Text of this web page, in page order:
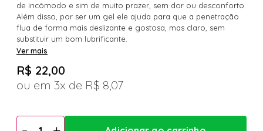
de incômodo e sim de muito prazer, sem dor ou desconforto.
Além disso, por ser um gel ele ajuda para que a penetração
flua de forma mais deslizante e gostosa, mas claro, sem
substituir um bom lubrificante.
Ver mais
R$ 22,00
3x
R$ 8,07